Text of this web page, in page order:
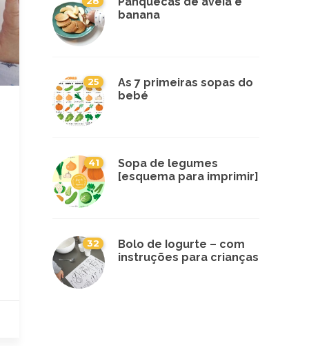
banana
25
As 7 primeiras sopas do
bebé
41
Sopa de legumes
[esquema para imprimir]
32
Bolo de Iogurte – com
instruções para crianças